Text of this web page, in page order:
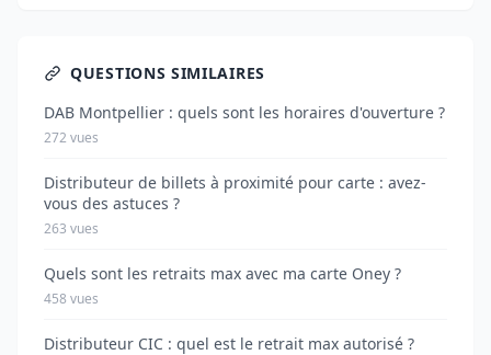
QUESTIONS SIMILAIRES
DAB Montpellier : quels sont les horaires d'ouverture ?
272 vues
Distributeur de billets à proximité pour carte : avez-
vous des astuces ?
263 vues
Quels sont les retraits max avec ma carte Oney ?
458 vues
Distributeur CIC : quel est le retrait max autorisé ?